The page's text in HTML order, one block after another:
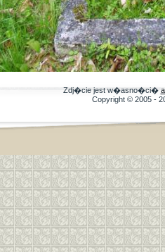
Zdj�cie jest w�asno�ci�
Copyright © 2005 -